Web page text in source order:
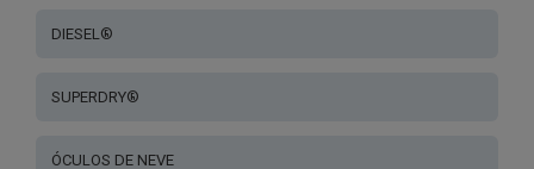
DIESEL®
SUPERDRY®
ÓCULOS DE NEVE